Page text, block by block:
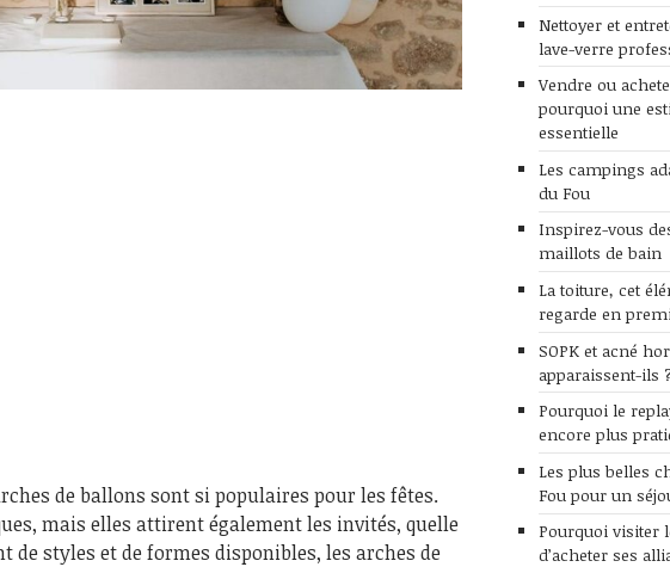
de ballons sont si populaires pour les fêtes.
mais elles attirent également les invités, quelle
de styles et de formes disponibles, les arches de
Nettoyer et
lave-verre
Vendre ou
pourquoi une
essentielle
Les campings
du Fou
Inspirez-vous
maillots de bain
La toiture, cet
regarde en
SOPK et acné
apparaissent-ils
Pourquoi le
encore plus
Les plus belles
Fou pour un
Pourquoi visiter
d’acheter ses